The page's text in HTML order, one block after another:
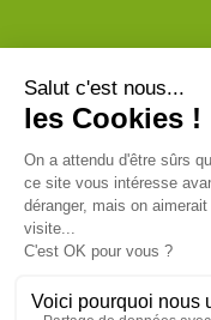
Vive l'élevage
Achat en ligne
Services
Aide & Conseils